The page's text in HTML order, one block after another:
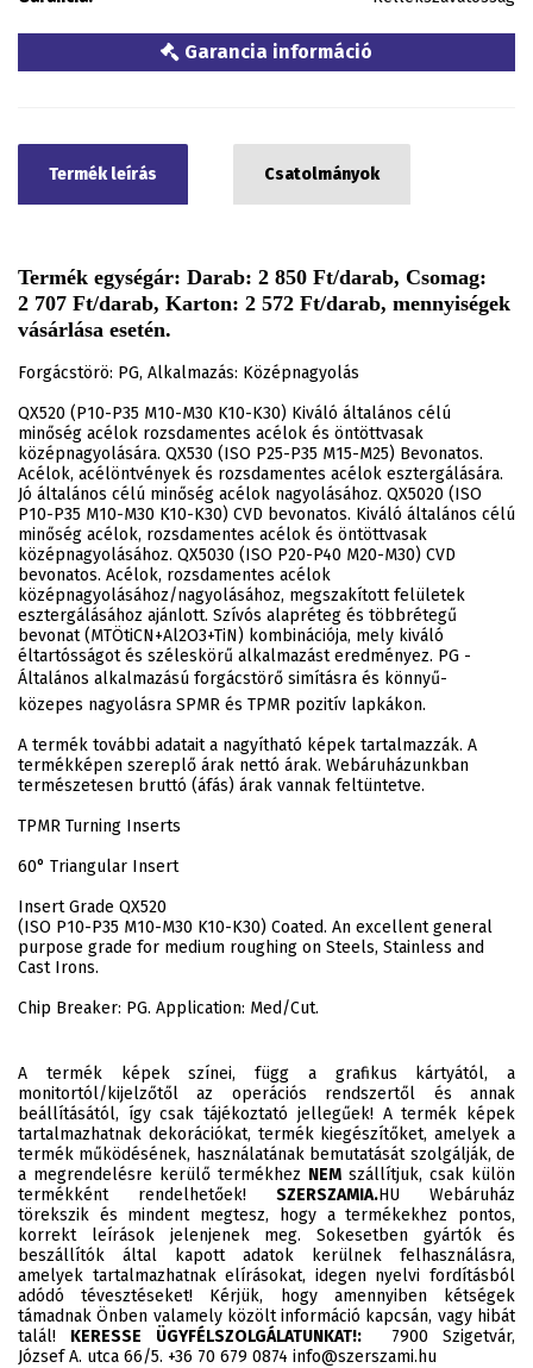
Garancia információ
Termék leírás Csatolmányok
Termék egységár: Darab: 2 850 Ft/darab, Csomag:
2 707 Ft/darab, Karton: 2 572 Ft/darab, mennyiségek
vásárlása esetén.
Forgácstörö: PG, Alkalmazás: Középnagyolás
QX520 (P10-P35 M10-M30 K10-K30) Kiváló általános célú
minőség acélok rozsdamentes acélok és öntöttvasak
középnagyolására. QX530 (ISO P25-P35 M15-M25) Bevonatos.
Acélok, acélöntvények és rozsdamentes acélok esztergálására.
Jó általános célú minőség acélok nagyolásához. QX5020 (ISO
P10-P35 M10-M30 K10-K30) CVD bevonatos. Kiváló általános célú
minőség acélok, rozsdamentes acélok és öntöttvasak
középnagyolásához. QX5030 (ISO P20-P40 M20-M30) CVD
bevonatos. Acélok, rozsdamentes acélok
középnagyolásához/nagyolásához, megszakított felületek
esztergálásához ajánlott. Szívós alapréteg és többrétegű
bevonat (MTÖtiCN+Al2O3+TiN) kombinációja, mely kiváló
éltartósságot és széleskörű alkalmazást eredményez. PG -
Általános alkalmazású forgácstörő simításra és könnyű-
közepes nagyolásra SPMR és TPMR pozitív lapkákon.
A termék további adatait a nagyítható képek tartalmazzák. A
termékképen szereplő árak nettó árak. Webáruházunkban
természetesen bruttó (áfás) árak vannak feltüntetve.
TPMR Turning Inserts
60° Triangular Insert
Insert Grade QX520
(ISO P10-P35 M10-M30 K10-K30) Coated. An excellent general
purpose grade for medium roughing on Steels, Stainless and
Cast Irons.
Chip Breaker: PG. Application: Med/Cut.
A termék képek színei, függ a grafikus kártyától, a
monitortól/kijelzőtől az operációs rendszertől és annak
beállításától, így csak tájékoztató jellegűek! A termék képek
tartalmazhatnak dekorációkat, termék kiegészítőket, amelyek a
termék működésének, használatának bemutatását szolgálják, de
a megrendelésre kerülő termékhez NEM szállítjuk, csak külön
termékként rendelhetőek! SZERSZAMIA.HU Webáruház
törekszik és mindent megtesz, hogy a termékekhez pontos,
korrekt leírások jelenjenek meg. Sokesetben gyártók és
beszállítók által kapott adatok kerülnek felhasználásra,
amelyek tartalmazhatnak elírásokat, idegen nyelvi fordításból
adódó tévesztéseket! Kérjük, hogy amennyiben kétségek
támadnak Önben valamely közölt információ kapcsán, vagy hibát
talál! KERESSE ÜGYFÉLSZOLGÁLATUNKAT!:7900 Szigetvár,
József A. utca 66/5. +36 70 679 0874 info@szerszami.hu